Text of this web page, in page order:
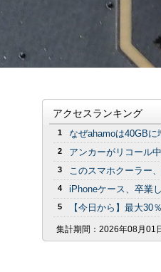
アクセスランキング
1 なぜahamoは40GBに
2 アンカーがリコール
3 このスマホクーラー
4 iPhoneケース、卒業
5 【今日から】最大30
集計期間： 2026年08月01